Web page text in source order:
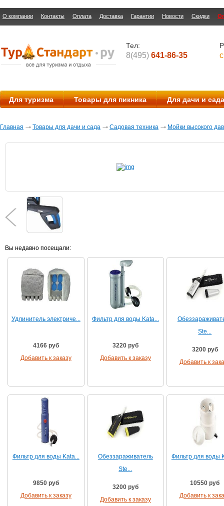
О компании Контакты Оплата Доставка Гарантии Новости Скидки
Тел:
8(495) 641-86-35
Для туризма Товары для пикника Для дачи и сада
Главная Товары для дачи и сада Садовая техника Мойки высокого
Вы недавно посещали:
Удлинитель электриче...
4166 руб
Добавить к заказу
Фильтр для воды Kata...
3220 руб
Добавить к заказу
Ste...
3200 руб
Добавить к
Фильтр для воды Kata...
9850 руб
Добавить к заказу
Обеззараживатель
Ste...
3200 руб
Добавить к заказу
Фильтр для воды
10550 руб
Добавить к